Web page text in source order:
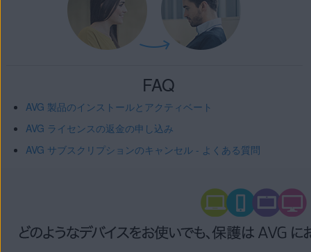
FAQ
AVG 製品のインストールとアクティベート
AVG ライセンスの返金の申し込み
AVG サブスクリプションのキャンセル - よくある質問